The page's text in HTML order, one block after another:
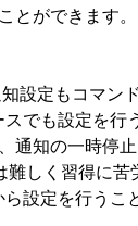
とができます。
設定もコマン
でも設定を行
通知の一時停
しく習得に苦
設定を行うこ